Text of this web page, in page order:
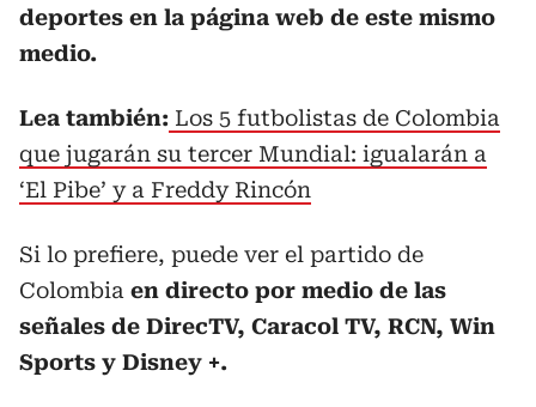
deportes en la página web de este mismo
medio.
Lea también: Los 5 futbolistas de Colombia
que jugarán su tercer Mundial: igualarán a
‘El Pibe’ y a Freddy Rincón
Si lo prefiere, puede ver el partido de
Colombia en directo por medio de las
señales de DirecTV, Caracol TV, RCN, Win
Sports y Disney +.